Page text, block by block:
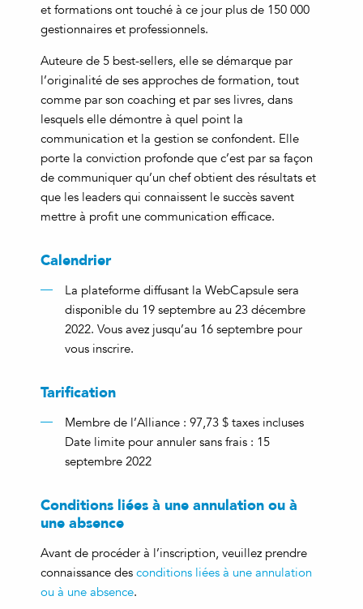
et formations ont touché à ce jour plus de 150 000
gestionnaires et professionnels.
Auteure de 5 best-sellers, elle se démarque par
l’originalité de ses approches de formation, tout
comme par son coaching et par ses livres, dans
lesquels elle démontre à quel point la
communication et la gestion se confondent. Elle
porte la conviction profonde que c’est par sa façon
de communiquer qu’un chef obtient des résultats et
que les leaders qui connaissent le succès savent
mettre à profit une communication efficace.
Calendrier
La plateforme diffusant la WebCapsule sera
disponible du 19 septembre au 23 décembre
2022. Vous avez jusqu’au 16 septembre pour
vous inscrire.
Tarification
Membre de l’Alliance : 97,73 $ taxes incluses
Date limite pour annuler sans frais : 15
septembre 2022
Conditions liées à une annulation ou à
une absence
Avant de procéder à l’inscription, veuillez prendre
connaissance des conditions liées à une annulation
ou à une absence.